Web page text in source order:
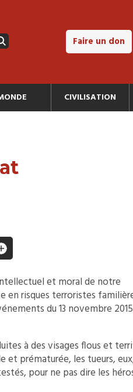
Faire un don
CIVILISATION
et moral de notre
en risques terroristes
du 13 novembre
à des visages flous et
et prématurée, les tueurs,
pour ne pas dire les